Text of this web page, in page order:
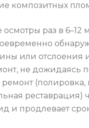
композитных
осмотры раз в 6–12
или отслоения
не дожидаясь
реставрация)
и продлевает